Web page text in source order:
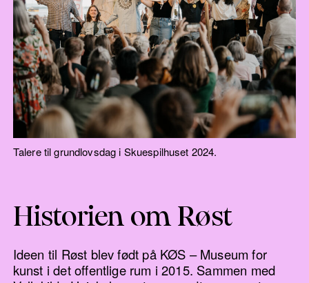
1/6 Røst og Det Kongelige Teater på Egmont
Højskolen – Mathias Vestergård Jensen på
talerstolen, 2024
Talere til grundlovsdag i Skuespilhuset 2024.
Historien om Røst
Ideen til Røst blev født på KØS – Museum for
kunst i det offentlige rum i 2015. Sammen med